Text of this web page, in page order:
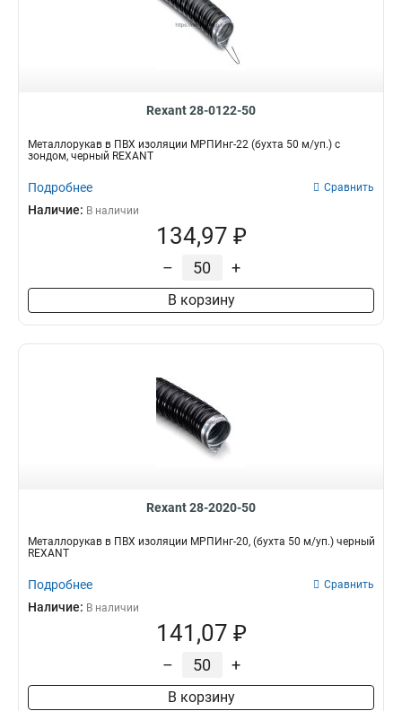
Rexant 28-0122-50
Металлорукав в ПВХ изоляции МРПИнг-22 (бухта 50 м/уп.) с
зондом, черный REXANT
Подробнее Сравнить
Наличие: В наличии
134,97 ₽
– +
В корзину
Rexant 28-2020-50
Металлорукав в ПВХ изоляции МРПИнг-20, (бухта 50 м/уп.) черный
REXANT
Подробнее Сравнить
Наличие: В наличии
141,07 ₽
– +
В корзину